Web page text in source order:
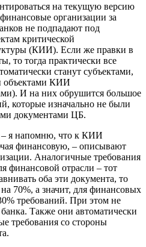
на текущую версию
организации за
не подпадают под
критической
(КИИ). Если же правки в
то тогда практически все
станут субъектами,
объектами КИИ
И на них обрушится большое
которые изначально не были
документами ЦБ.
я напомню, что к КИИ
финансовую, – описывают
Аналогичные требования
финансовой отрасли – тот
оба эти документа, то
70%, а значит, для финансовых
требований. При этом не
Также они автоматически
требования со стороны